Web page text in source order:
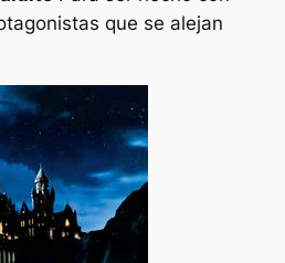
que se alejan